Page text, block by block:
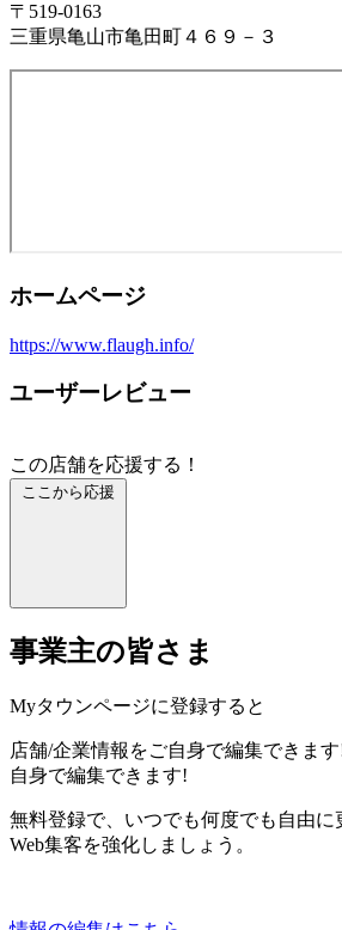
〒519-0163
三重県亀山市亀田町４６９－３
ホームページ
https://www.flaugh.info/
ユーザーレビュー
この店舗を応援する！
ここから応援
事業主の皆さま
Myタウンページに登録すると
店舗/企業情報をご自身で編集できま
自身で編集できます!
無料登録で、いつでも何度でも自由に
Web集客を強化しましょう。